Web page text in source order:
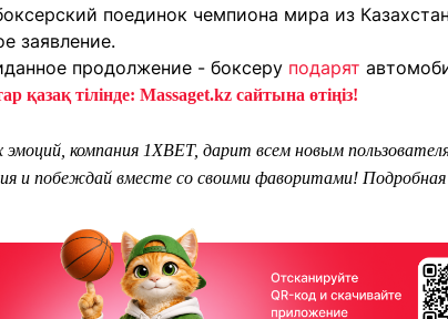
поединок чемпиона мира из
заявление.
продолжение - боксеру подарят
қазақ тілінде: Massaget.kz сайтына өтіңіз!
эмоций, компания 1XBET, дарит всем новым
и побеждай вместе со своими фаворитами!